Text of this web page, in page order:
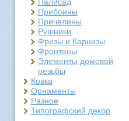
Прибоины
Причелины
Рушники
Фризы и Карнизы
Фронтоны
Элементы домовой
резьбы
Ковка
Орнаменты
Разное
Типографский декор